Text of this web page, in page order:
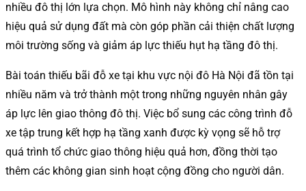
nhiều đô thị lớn lựa chọn. Mô hình này không chỉ nâng cao
hiệu quả sử dụng đất mà còn góp phần cải thiện chất lượng
môi trường sống và giảm áp lực thiếu hụt hạ tầng đô thị.
Bài toán thiếu bãi đỗ xe tại khu vực nội đô Hà Nội đã tồn tại
nhiều năm và trở thành một trong những nguyên nhân gây
áp lực lên giao thông đô thị. Việc bổ sung các công trình đỗ
xe tập trung kết hợp hạ tầng xanh được kỳ vọng sẽ hỗ trợ
quá trình tổ chức giao thông hiệu quả hơn, đồng thời tạo
thêm các không gian sinh hoạt cộng đồng cho người dân.